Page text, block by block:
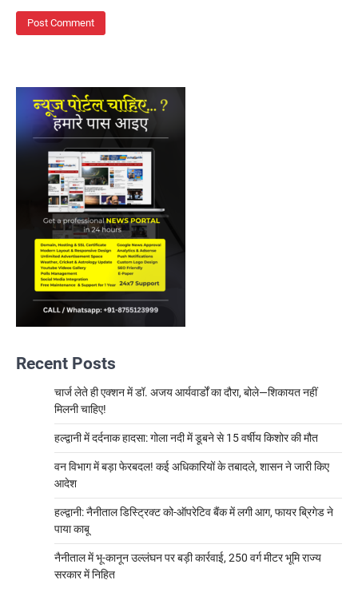
Recent Posts
चार्ज लेते ही एक्शन में डॉ. अजय आर्यवार्डों का दौरा, बोले—शिकायत नहीं
मिलनी चाहिए!
हल्द्वानी में दर्दनाक हादसा: गोला नदी में डूबने से 15 वर्षीय किशोर की मौत
वन विभाग में बड़ा फेरबदल! कई अधिकारियों के तबादले, शासन ने जारी किए
आदेश
हल्द्वानी: नैनीताल डिस्ट्रिक्ट को-ऑपरेटिव बैंक में लगी आग, फायर ब्रिगेड ने
पाया काबू
नैनीताल में भू-कानून उल्लंघन पर बड़ी कार्रवाई, 250 वर्ग मीटर भूमि राज्य
सरकार में निहित